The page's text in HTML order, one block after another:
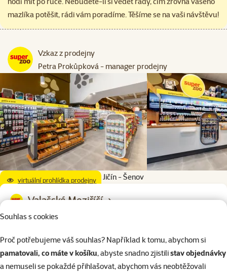
Souhlas s cookies
Proč potřebujeme váš souhlas? Například k tomu, abychom si
pamatovali, co máte v košíku, abyste snadno zjistilistav objednávky
a nemuseli se pokaždé přihlašovat, abychom vás neobtěžovali
Vzkaz z prodejny
mazlíka potěšit, rádi vám poradíme. Těšíme se na vaši návštěvu!
Petra Prokůpková - manager prodejny
virtuální prohlídka prodejnyNový Jičín - Šenov
Valašské Meziříčí
OC Křižanova pila, Nádražní 929, Valašské Meziříčí, 757 01,
Otevírací doba:
Po – Ne: 9:00 – 20:00